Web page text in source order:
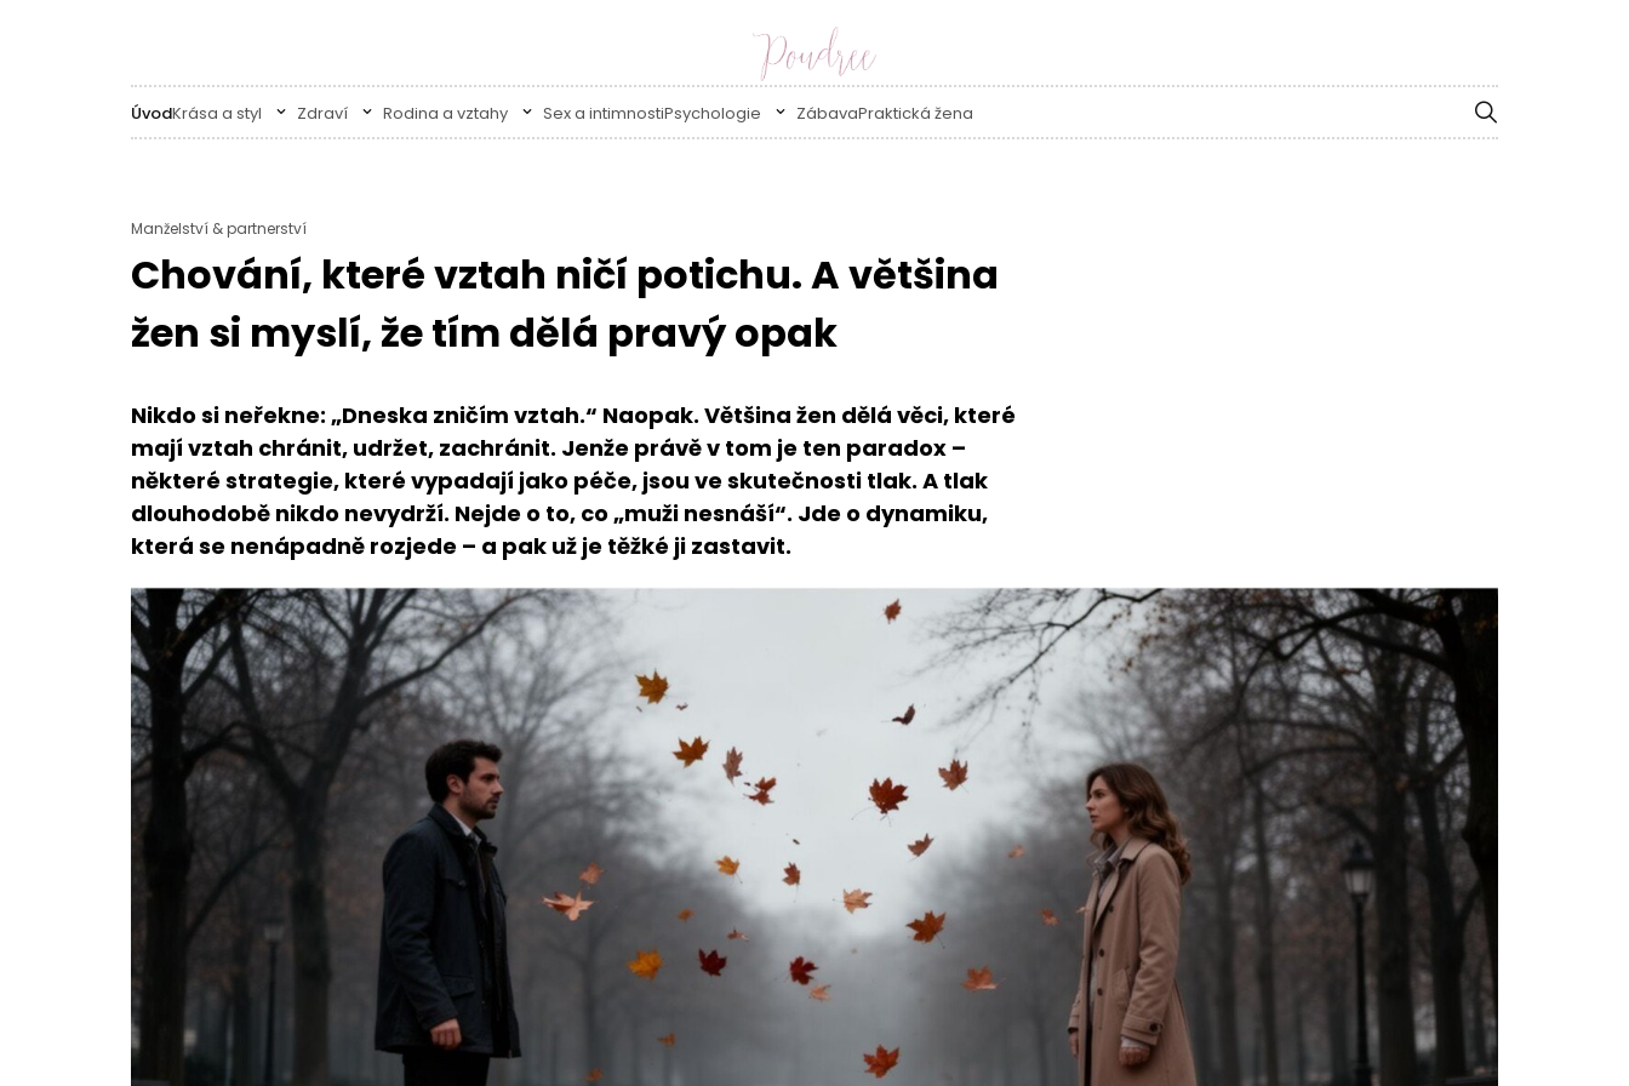
ÚvodKrása a styl Zdraví Rodina a vztahy Sex a intimnostiPsychologie ZábavaPraktická žena
Manželství & partnerství
Chování, které vztah ničí potichu. A většina
žen si myslí, že tím dělá pravý opak
Nikdo si neřekne: „Dneska zničím vztah.“ Naopak. Většina žen dělá věci, které
mají vztah chránit, udržet, zachránit. Jenže právě v tom je ten paradox –
některé strategie, které vypadají jako péče, jsou ve skutečnosti tlak. A tlak
dlouhodobě nikdo nevydrží. Nejde o to, co „muži nesnáší“. Jde o dynamiku,
která se nenápadně rozjede – a pak už je těžké ji zastavit.